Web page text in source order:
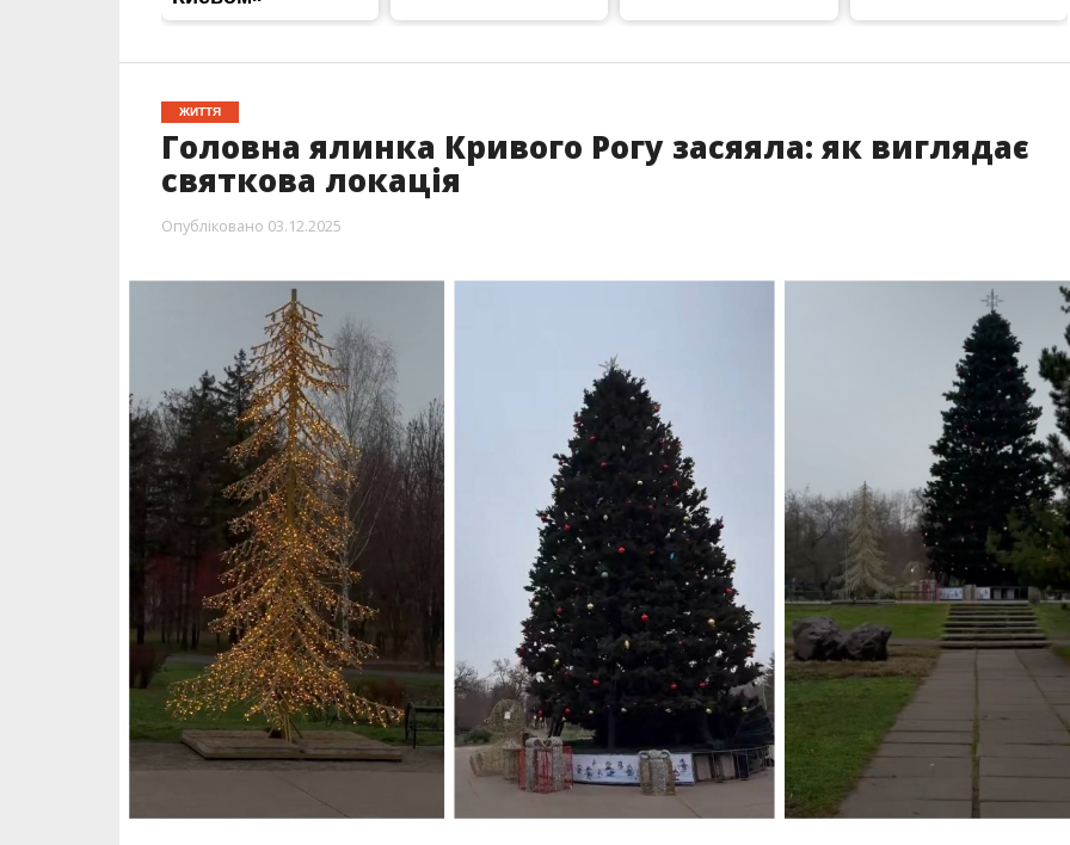
ЖИТТЯ
Головна ялинка Кривого Рогу засяяла: як виглядає
святкова локація
Опубліковано 03.12.2025